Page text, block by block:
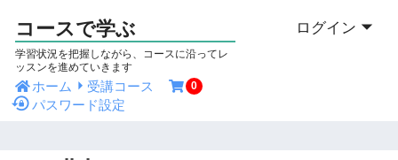
コースで学ぶ
学習状況を把握しながら、コースに沿ってレ
ッスンを進めていきます
ホーム 受講コース 0
パスワード設定
ログイン